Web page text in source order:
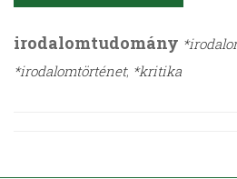
irodalomtudomány
*irodalomtörténet; *kritika